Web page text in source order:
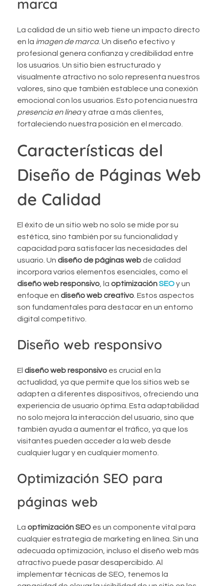
marca
La calidad de un sitio web tiene un impacto directo
en la imagen de marca. Un diseño efectivo y
profesional genera confianza y credibilidad entre
los usuarios. Un sitio bien estructurado y
visualmente atractivo no solo representa nuestros
valores, sino que también establece una conexión
emocional con los usuarios. Esto potencia nuestra
presencia en líneay atrae a más clientes,
fortaleciendo nuestra posición en el mercado.
Características del
Diseño de Páginas Web
de Calidad
El éxito de un sitio web no solo se mide por su
estética, sino también por su funcionalidad y
capacidad para satisfacer las necesidades del
usuario. Un diseño de páginas webde calidad
incorpora varios elementos esenciales, como el
diseño web responsivo, la optimizaciónSEOy un
enfoque en diseño web creativo. Estos aspectos
son fundamentales para destacar en un entorno
digital competitivo.
Diseño web responsivo
El diseño web responsivo es crucial en la
actualidad, ya que permite que los sitios web se
adapten a diferentes dispositivos, ofreciendo una
experiencia de usuario óptima. Esta adaptabilidad
no solo mejora la interacción del usuario, sino que
también ayuda a aumentar el tráfico, ya que los
visitantes pueden acceder a la web desde
cualquier lugar y en cualquier momento.
Optimización SEO para
páginas web
La optimización SEO es un componente vital para
cualquier estrategia de marketing en línea. Sin una
adecuada optimización, incluso el diseño web más
atractivo puede pasar desapercibido. Al
implementar técnicas de SEO, tenemos la